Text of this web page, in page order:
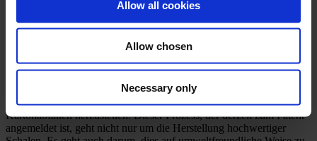
Allow all cookies
Allow chosen
Necessary only
Eigenschaften exponentiell erweitert.
Sobald das Airlaid-Material bereit ist, werden die Schalen in einem
geformt. Diese Methode produziert Schalen, die nicht nur stark und
bis zu 50 mm tief oder mehr sind, sondern auch vollständig
aus reinen Zellstoff-Fasern oder einer Mischung aus Zellstoff-Fasern
und natürlichen, recycelten oder Überschussfasern wie
Kartonabfällen herzustellen. Dieser Prozess, der derzeit zum Patent
angemeldet ist, geht nicht nur um die Herstellung hochwertiger